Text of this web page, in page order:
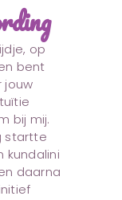
op
bent
jouw
bij mij.
startte
kundalini
daarna